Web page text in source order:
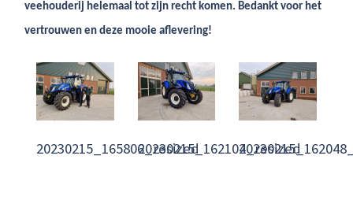
veehouderij helemaal tot zijn recht komen. Bedankt voor het
vertrouwen en deze mooie aflevering!
20230215_165806_resized20230215_162104_resized